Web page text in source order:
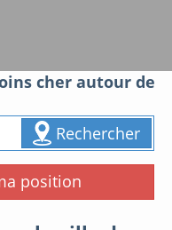
cher autour de
Rechercher
position